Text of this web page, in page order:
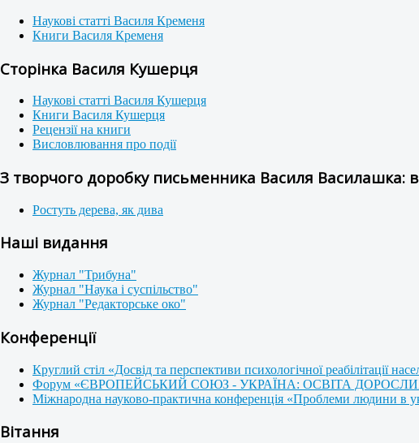
Наукові статті Василя Кременя
Книги Василя Кременя
Сторінка Василя Кушерця
Наукові статті Василя Кушерця
Книги Василя Кушерця
Рецензії на книги
Висловлювання про події
З творчого доробку письменника Василя Василашка:
Ростуть дерева, як дива
Наші видання
Журнал "Трибуна"
Журнал "Наука і суспільство"
Журнал "Редакторське око"
Конференції
Круглий стіл «Досвід та перспективи психологічної реабілітації
Форум «ЄВРОПЕЙСЬКИЙ СОЮЗ - УКРАЇНА: ОСВІТА
Міжнародна науково-практична конференція «Проблеми людини в
Вітання